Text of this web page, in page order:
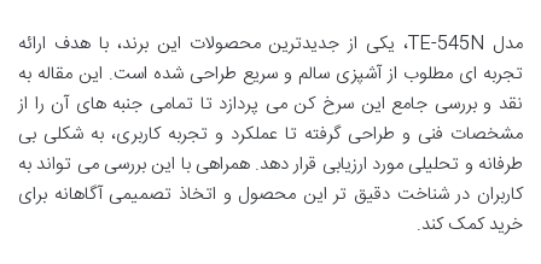
مدل TE-545N، یکی از جدیدترین محصولات این برند، با هدف ارائه
تجربه ای مطلوب از آشپزی سالم و سریع طراحی شده است. این مقاله به
نقد و بررسی جامع این سرخ کن می پردازد تا تمامی جنبه های آن را از
مشخصات فنی و طراحی گرفته تا عملکرد و تجربه کاربری، به شکلی بی
طرفانه و تحلیلی مورد ارزیابی قرار دهد. همراهی با این بررسی می تواند به
کاربران در شناخت دقیق تر این محصول و اتخاذ تصمیمی آگاهانه برای
خرید کمک کند.